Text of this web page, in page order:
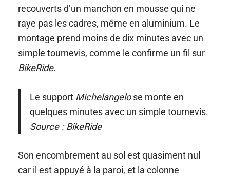
recouverts d’un manchon en mousse qui ne
raye pas les cadres, même en aluminium. Le
montage prend moins de dix minutes avec un
simple tournevis, comme le confirme un fil sur
BikeRide.
Le support Michelangelose monte en
quelques minutes avec un simple tournevis.
Source : BikeRide
Son encombrement au sol est quasiment nul
car il est appuyé à la paroi, et la colonne